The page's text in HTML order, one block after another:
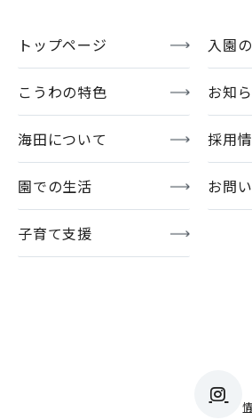
トップページ 入園
こうわの特色 お知
海田について 採用
園での生活 お問
子育て支援